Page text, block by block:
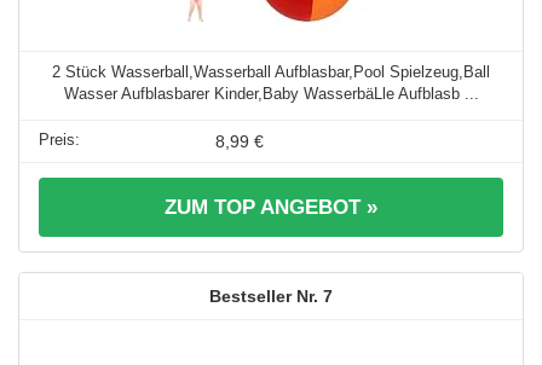
2 Stück Wasserball,Wasserball Aufblasbar,Pool Spielzeug,Ball
Wasser Aufblasbarer Kinder,Baby WasserbäLle Aufblasb ...
8,99 €
ZUM TOP ANGEBOT »
7